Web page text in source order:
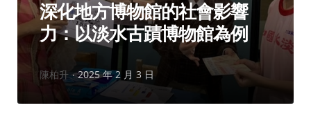
深化地方博物館的社會影響
力：以淡水古蹟博物館為例
作
陳柏升 2025 年 2 月 3 日